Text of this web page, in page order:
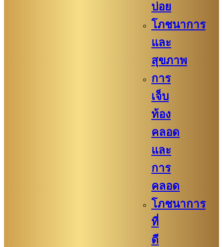
บ่อย
โภชนาการ
และ
สุขภาพ
การ
เจ็บ
ท้อง
คลอด
และ
การ
คลอด
โภชนาการ
ที่
ดี